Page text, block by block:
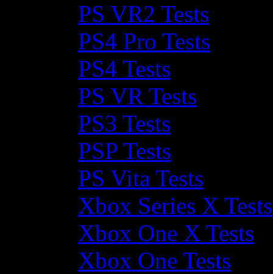
PS VR2 Tests
PS4 Pro Tests
PS4 Tests
PS VR Tests
PS3 Tests
PSP Tests
PS Vita Tests
Xbox Series X Tests
Xbox One X Tests
Xbox One Tests